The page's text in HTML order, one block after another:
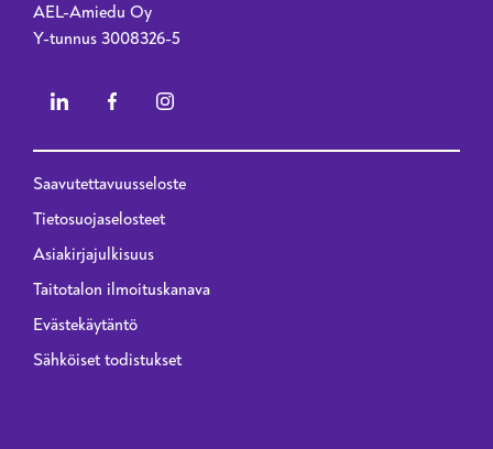
AEL-Amiedu Oy
Y-tunnus 3008326-5
Privacy menu - 2023 renewal
Saavutettavuusseloste
Tietosuojaselosteet
Asiakirjajulkisuus
Taitotalon ilmoituskanava
Evästekäytäntö
Sähköiset todistukset